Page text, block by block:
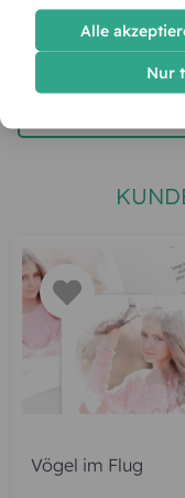
Vögel im Flug
Alle
Nur